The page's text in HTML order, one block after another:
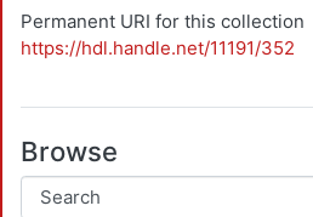
Permanent URI for this collection
https://hdl.handle.net/11191/352
Browse